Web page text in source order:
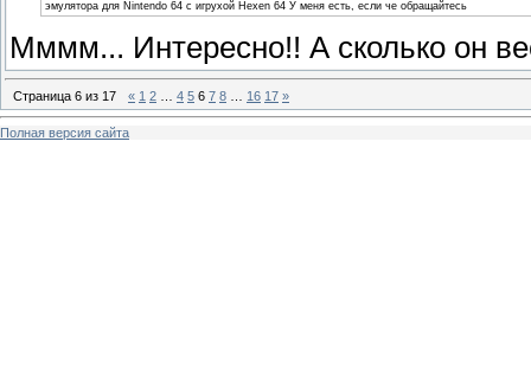
эмулятора для Nintendo 64 с игрухой Hexen 64 У меня есть, если че обращайтесь
Мммм... Интересно!! А сколько он
Страница 6 из 17 « 1 2 4 5 6 7 8 16 17 »
Полная версия сайта